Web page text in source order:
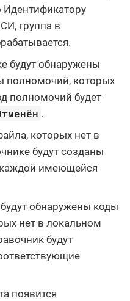
Идентификатору
группа в
будут обнаружены
полномочий, которых
полномочий будет
.
которых нет в
будут созданы
каждой имеющейся
обнаружены коды
нет в локальном
будут
появится